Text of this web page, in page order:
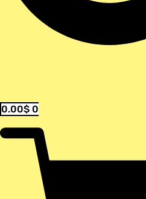
0.00$ 0